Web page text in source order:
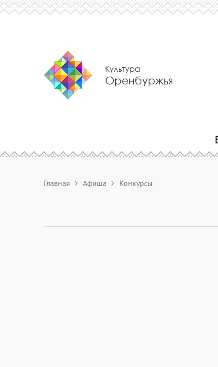
Культура
Оренбуржья
Главная Афиша Конкурсы